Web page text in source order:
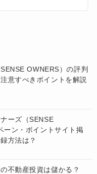
OWNERS）の評判
意すべきポイントを解説
ーズ（SENSE
ーン・ポイントサイト掲
方法は？
不動産投資は儲かる？